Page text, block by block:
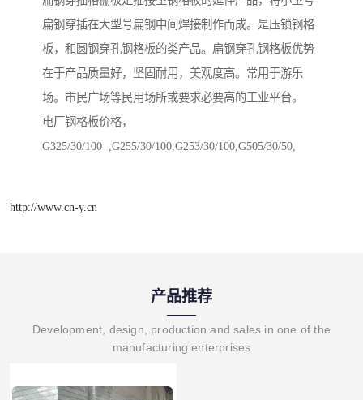
扁钢穿插在大型号扁钢中间焊接制作而成。是压锁钢格
板，和圆钢穿孔钢格板的类产品。扁钢穿孔钢格板优势
在于产品质量好，坚固耐用，美观度高。常用于游乐
场。市民广场等民用场所或要求必要高的工业平台。
电厂钢格板价格，
G325/30/100 ,G255/30/100,G253/30/100,G505/30/50,
http://www.cn-y.cn
产品推荐
Development, design, production and sales in one of the
manufacturing enterprises